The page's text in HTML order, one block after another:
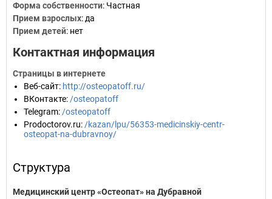
Форма собственности: Частная
Прием взрослых: да
Прием детей: нет
Контактная информация
Страницы в интернете
Веб-сайт: http://osteopatoff.ru/
ВКонтакте: /osteopatoff
Telegram: /osteopatoff
Prodoctorov.ru: /kazan/lpu/56353-medicinskiy-centr-
osteopat-na-dubravnoy/
Структура
Медицинский центр «Остеопат» на Дубравной